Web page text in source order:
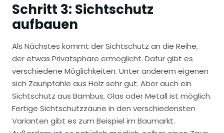
Schritt 3: Sichtschutz
aufbauen
Als Nächstes kommt der Sichtschutz an die Reihe,
der etwas Privatsphäre ermöglicht. Dafür gibt es
verschiedene Möglichkeiten. Unter anderem eigenen
sich Zaunpfähle aus Holz sehr gut. Aber auch ein
Sichtschutz aus Bambus, Glas oder Metall ist möglich.
Fertige Sichtschutzzäune in den verschiedensten
Varianten gibt es zum Beispiel im Baumarkt.